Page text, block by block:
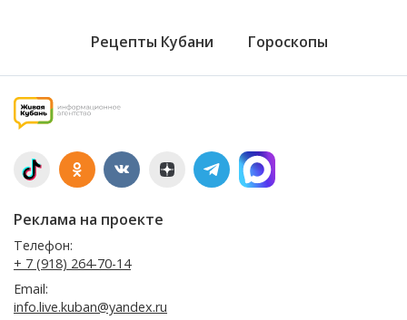
Рецепты Кубани Гороскопы
Реклама на проекте
Телефон:
+ 7 (918) 264-70-14
Email:
info.live.kuban@yandex.ru